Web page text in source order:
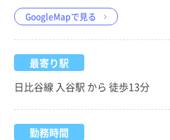
GoogleMapで見る
最寄り駅
日比谷線 入谷駅 から 徒歩13分
勤務時間